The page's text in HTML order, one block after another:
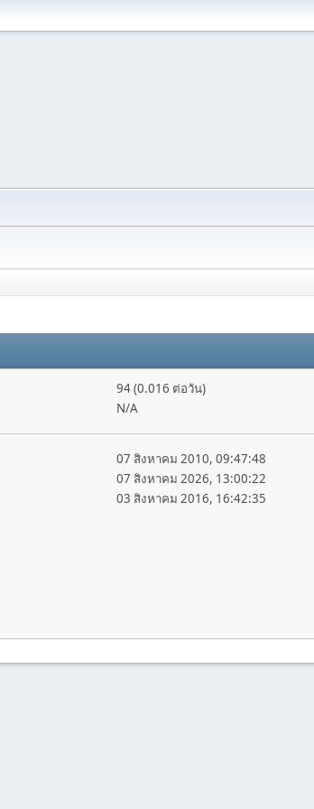
94 (0.016 ต่อวัน)
N/A
07 สิงหาคม 2010, 09:47:48
07 สิงหาคม 2026, 13:00:22
03 สิงหาคม 2016, 16:42:35